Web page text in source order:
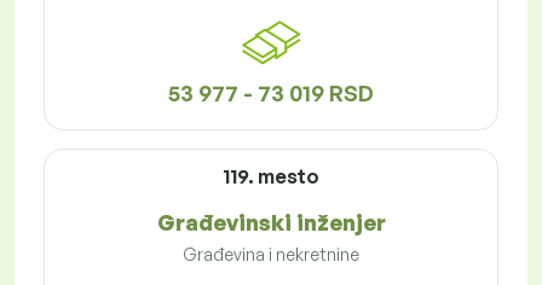
53 977 - 73 019 RSD
119. mesto
Građevinski inženjer
Građevina i nekretnine